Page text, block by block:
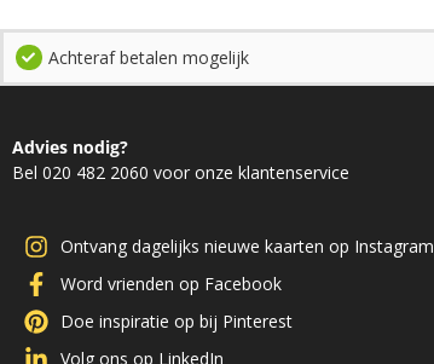
Achteraf betalen mogelijk
Advies nodig?
Bel 020 482 2060 voor onze klantenservice
Ontvang dagelijks nieuwe kaarten op Instagram
Word vrienden op Facebook
Doe inspiratie op bij Pinterest
Volg ons op LinkedIn